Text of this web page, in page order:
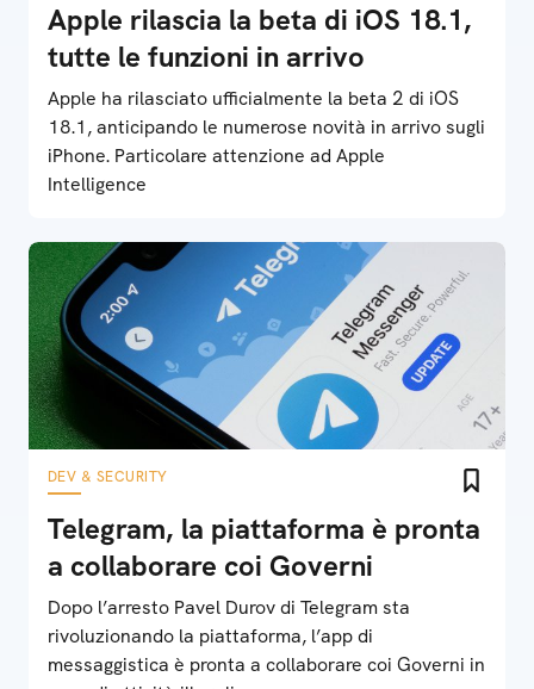
Apple rilascia la beta di iOS 18.1,
tutte le funzioni in arrivo
Apple ha rilasciato ufficialmente la beta 2 di iOS
18.1, anticipando le numerose novità in arrivo sugli
iPhone. Particolare attenzione ad Apple
Intelligence
DEV & SECURITY
Telegram, la piattaforma è pronta
a collaborare coi Governi
Dopo l’arresto Pavel Durov di Telegram sta
rivoluzionando la piattaforma, l’app di
messaggistica è pronta a collaborare coi Governi in